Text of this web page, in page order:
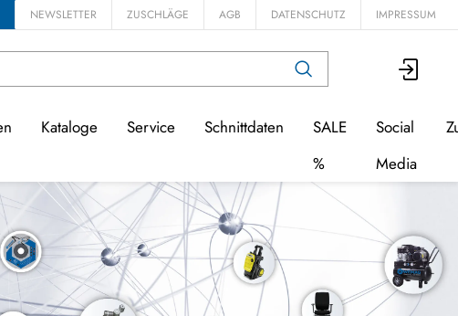
NEWSLETTER ZUSCHLÄGE AGB DATENSCHUTZ IMPRESSUM
Kataloge Service Schnittdaten
SALE
%
Social
Media